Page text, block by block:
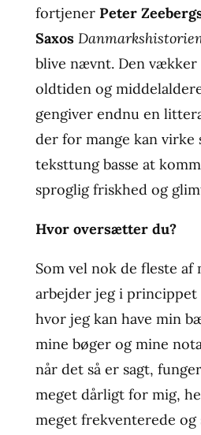
fortjener Peter
Saxos
blive nævnt. Den vækker
oldtiden og
gengiver endnu en
der for mange kan virke
teksttung basse at
sproglig friskhed og
Hvor oversætter du?
Som vel nok de fleste af
arbejder jeg i princippet
hvor jeg kan have min
mine bøger og mine
når det så er sagt,
meget dårligt for mig,
meget frekventerede